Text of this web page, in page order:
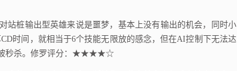
桩输出型英雄来说是噩梦，基本上没有输出的机会，同时小
时间，就相当于6个技能无限放的感念，但在AI控制下无法达
被秒杀。修罗评分：★★★★☆